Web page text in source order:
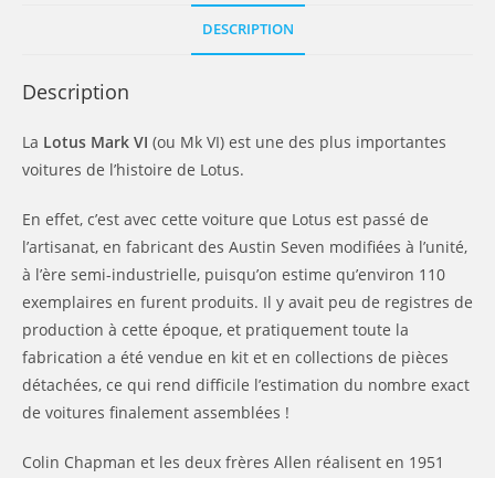
DESCRIPTION
Description
La Lotus Mark VI (ou Mk VI) est une des plus importantes
voitures de l’histoire de Lotus.
En effet, c’est avec cette voiture que Lotus est passé de
l’artisanat, en fabricant des Austin Seven modifiées à l’unité,
à l’ère semi-industrielle, puisqu’on estime qu’environ 110
exemplaires en furent produits. Il y avait peu de registres de
production à cette époque, et pratiquement toute la
fabrication a été vendue en kit et en collections de pièces
détachées, ce qui rend difficile l’estimation du nombre exact
de voitures finalement assemblées !
Colin Chapman et les deux frères Allen réalisent en 1951